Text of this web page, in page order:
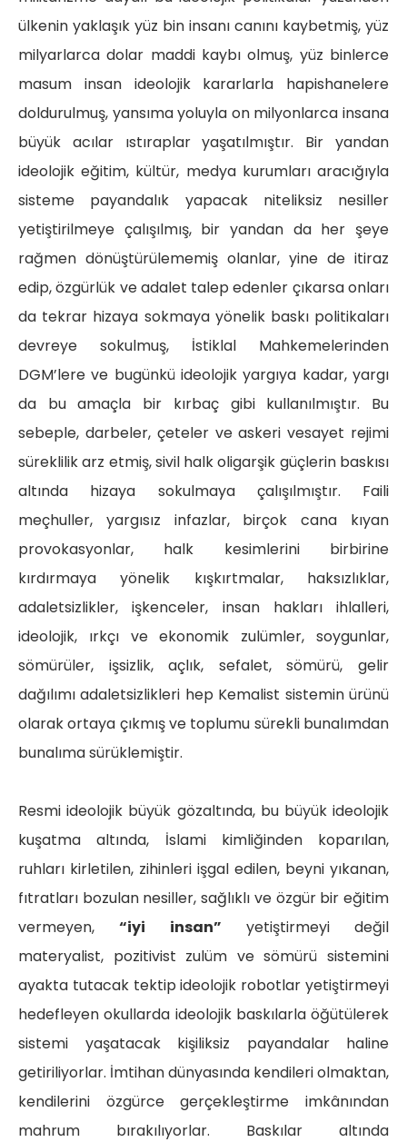
ülkenin yaklaşık yüz bin insanı canını kaybetmiş, yüz
milyarlarca dolar maddi kaybı olmuş, yüz binlerce
masum insan ideolojik kararlarla hapishanelere
doldurulmuş, yansıma yoluyla on milyonlarca insana
büyük acılar ıstıraplar yaşatılmıştır. Bir yandan
ideolojik eğitim, kültür, medya kurumları aracığıyla
sisteme payandalık yapacak niteliksiz nesiller
yetiştirilmeye çalışılmış, bir yandan da her şeye
rağmen dönüştürülememiş olanlar, yine de itiraz
edip, özgürlük ve adalet talep edenler çıkarsa onları
da tekrar hizaya sokmaya yönelik baskı politikaları
devreye sokulmuş, İstiklal Mahkemelerinden
DGM’lere ve bugünkü ideolojik yargıya kadar, yargı
da bu amaçla bir kırbaç gibi kullanılmıştır. Bu
sebeple, darbeler, çeteler ve askeri vesayet rejimi
süreklilik arz etmiş, sivil halk oligarşik güçlerin baskısı
altında hizaya sokulmaya çalışılmıştır. Faili
meçhuller, yargısız infazlar, birçok cana kıyan
provokasyonlar, halk kesimlerini birbirine
kırdırmaya yönelik kışkırtmalar, haksızlıklar,
adaletsizlikler, işkenceler, insan hakları ihlalleri,
ideolojik, ırkçı ve ekonomik zulümler, soygunlar,
sömürüler, işsizlik, açlık, sefalet, sömürü, gelir
dağılımı adaletsizlikleri hep Kemalist sistemin ürünü
olarak ortaya çıkmış ve toplumu sürekli bunalımdan
bunalıma sürüklemiştir.
Resmi ideolojik büyük gözaltında, bu büyük ideolojik
kuşatma altında, İslami kimliğinden koparılan,
ruhları kirletilen, zihinleri işgal edilen, beyni yıkanan,
fıtratları bozulan nesiller, sağlıklı ve özgür bir eğitim
vermeyen,“iyi insan” yetiştirmeyi değil
materyalist, pozitivist zulüm ve sömürü sistemini
ayakta tutacak tektip ideolojik robotlar yetiştirmeyi
hedefleyen okullarda ideolojik baskılarla öğütülerek
sistemi yaşatacak kişiliksiz payandalar haline
getiriliyorlar. İmtihan dünyasında kendileri olmaktan,
kendilerini özgürce gerçekleştirme imkânından
mahrum bırakılıyorlar. Baskılar altında